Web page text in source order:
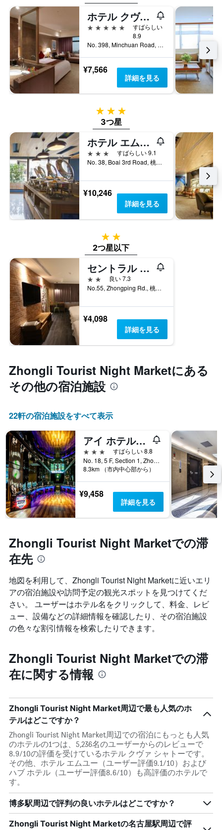
ホテル クヴァ シャトー
5つ星
すばらしい
8.9
No. 398, Minchuan Road, 桃園市, 台湾
¥7,566
詳細を見る
3つ星
3つ星
ホテル エムユー
3つ星
すばらしい 9.1
No. 38, Boai 3rd Road, 桃園市, 台湾
¥10,246
詳細を見る
2つ星
2つ星以下
セントラル ホテル
2つ星
良い 7.3
No.55, Zhongping Rd., 桃園市, 台湾
¥4,098
詳細を見る
Zhongli Tourist Night Market​にある
その他の宿泊施設
22​軒の宿泊施設をすべて表示
アイ ホテル中壢 (i Hotel 曖時租旅店中壢館)
3つ星
すばらしい 8.8
No. 18, 5 F, Section 1, Zhongmei Road, 桃園市, 台湾
8.3km （市内中心部から）
¥9,458
詳細を見る
Zhongli Tourist Night Marketでの滞
在先
地図を利用して、Zhongli Tourist Night Market​に近いエリ
アの宿泊施設や訪問予定の観光スポットを見つけてくだ
さい。 ユーザーはホテル名をクリックして、料金、レビ
ュー、設備などの詳細情報を確認したり、その宿泊施設
の色々な割引情報を検索したりできます。
Zhongli Tourist Night Marketでの滞
在に関する情報
Zhongli Tourist Night Market周辺で最も人気のホ
テルはどこですか？
Zhongli Tourist Night Market周辺での宿泊にもっとも人気
のホテルの1つは、5,236名のユーザーからのレビューで
8.9/10の評価を受けているホテル クヴァ シャトーです。
その他、ホテル エムユー（ユーザー評価9.1/10）および
ハブ ホテル（ユーザー評価8.6/10）も高評価のホテルで
す。
博多駅周辺で評判の良いホテルはどこですか？
Zhongli Tourist Night Marketの名古屋駅周辺で評